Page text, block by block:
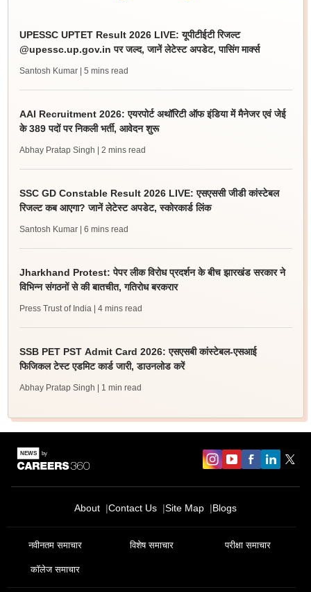
UPESSC UPTET Result 2026 LIVE: यूपीटीईटी रिजल्ट
@upessc.up.gov.in पर जल्द, जानें लेटेस्ट अपडेट, पासिंग मार्क्स
Santosh Kumar | 5 mins read
AAI Recruitment 2026: एयरपोर्ट अथॉरिटी ऑफ इंडिया में मैनेजर एवं जेई
के 389 पदों पर निकली भर्ती, आवेदन शुरू
Abhay Pratap Singh | 2 mins read
SSC GD Constable Result 2026 LIVE: एसएससी जीडी कांस्टेबल
रिजल्ट कब आएगा? जानें लेटेस्ट अपडेट, स्कोरकार्ड लिंक
Santosh Kumar | 6 mins read
Jharkhand Protest: पेपर लीक विरोध प्रदर्शन के बीच झारखंड सरकार ने
विभिन्न संगठनों से की बातचीत, गतिरोध बरकरार
Press Trust of India | 4 mins read
SSB PET PST Admit Card 2026: एसएसबी कांस्टेबल-एसआई
फिजिकल टेस्ट एडमिट कार्ड जारी, डाउनलोड करें
Abhay Pratap Singh | 1 min read
About Contact Us Site Map Blogs
नवीनतम समाचार विशेष समाचार परीक्षा समाचार
कॉलेज समाचार